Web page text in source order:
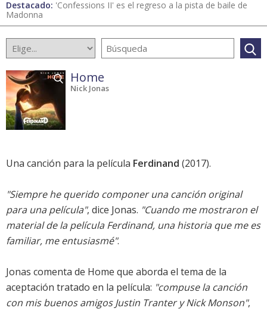
Destacado: 'Confessions II' es el regreso a la pista de baile de
Madonna
Home
Nick Jonas
Una canción para la película Ferdinand (2017).
"Siempre he querido componer una canción original
para una película", dice Jonas. "Cuando me mostraron el
material de la película Ferdinand, una historia que me es
familiar, me entusiasmé".
Jonas comenta de Home que aborda el tema de la
aceptación tratado en la película: "compuse la canción
con mis buenos amigos Justin Tranter y Nick Monson",